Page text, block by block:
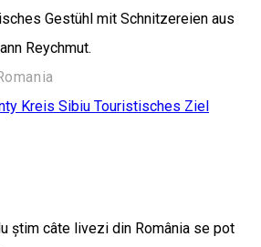
Gestühl mit Schnitzereien aus
Reychmut.
Kreis Sibiu Touristisches Ziel
știm câte livezi din România se pot